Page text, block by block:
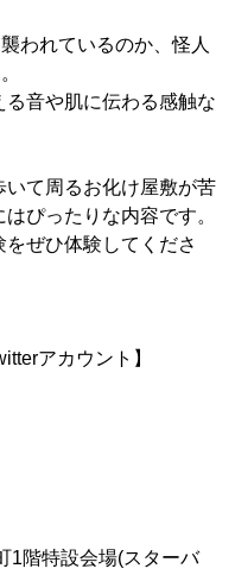
われているのか、怪人
音や肌に伝わる感触な
て周るお化け屋敷が苦
ぴったりな内容です。
ぜひ体験してくださ
アカウント】
1階特設会場(スターバ